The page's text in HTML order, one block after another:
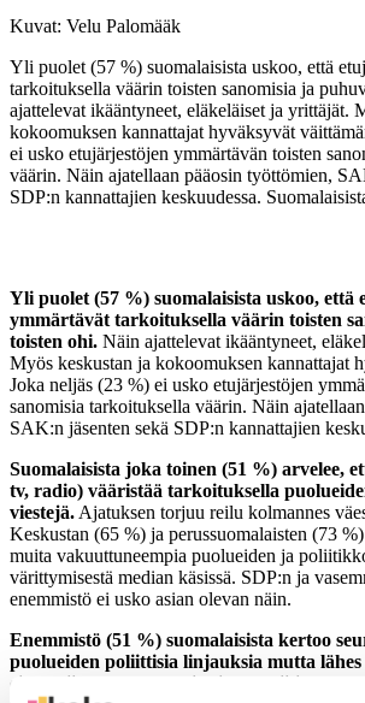
Kuvat: Velu Palomääk
Yli puolet (57 %) suomalaisista uskoo, että
tarkoituksella väärin toisten sanomisia ja
ajattelevat ikääntyneet, eläkeläiset ja yrittäjät.
kokoomuksen kannattajat hyväksyvät
ei usko etujärjestöjen ymmärtävän toisten
väärin. Näin ajatellaan pääosin työttömien,
SDP:n kannattajien keskuudessa.
Yli puolet (57 %) suomalaisista uskoo, että
ymmärtävät tarkoituksella väärin toisten
toisten ohi. Näin ajattelevat ikääntyneet,
Myös keskustan ja kokoomuksen kannattajat
Joka neljäs (23 %) ei usko etujärjestöjen
sanomisia tarkoituksella väärin. Näin
SAK:n jäsenten sekä SDP:n kannattajien
Suomalaisista joka toinen (51 %) arvelee,
tv, radio) vääristää tarkoituksella
viestejä. Ajatuksen torjuu reilu kolmannes
Keskustan (65 %) ja perussuomalaisten (73
muita vakuuttuneempia puolueiden ja
värittymisestä median käsissä. SDP:n ja
enemmistö ei usko asian olevan näin.
Enemmistö (51 %) suomalaisista kertoo
puolueiden poliittisia linjauksia mutta
ei ole kiinnostunut yksittäisen poliitikon